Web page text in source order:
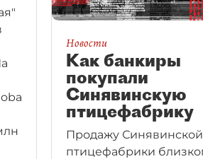
Новости
Как банкиры
покупали
Синявинскую
птицефабрику
Продажу Синявинской
птицефабрики